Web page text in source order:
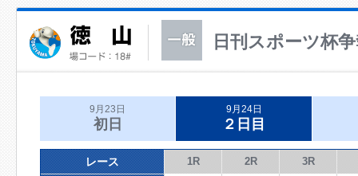
日刊スポーツ杯
9月23日
初日
9月24日
２日目
レース 1R 2R 3R